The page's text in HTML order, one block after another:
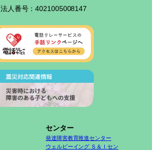
法人番号：4021005008147
センター
発達障害教育推進センター
ウェルビーイング Ｓ＆Ｉセン